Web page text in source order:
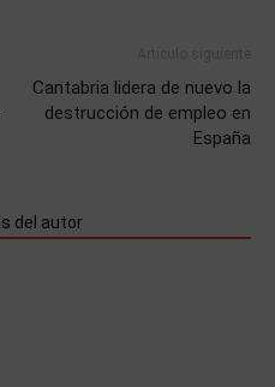
Cantabria lidera de nuevo la
destrucción de empleo en
España
del autor